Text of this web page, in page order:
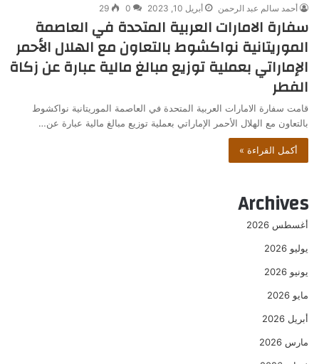
أحمد سالم عبد الرحمن أبريل 10, 2023 0
29
سفارة الامارات العربية المتحدة في العاصمة
الموريتانية نواكشوط بالتعاون مع الهلال الأحمر
الإماراتي بعملية توزيع مبالغ مالية عبارة عن زكاة
الفطر
قامت سفارة الامارات العربية المتحدة في العاصمة الموريتانية نواكشوط
بالتعاون مع الهلال الأحمر الإماراتي بعملية توزيع مبالغ مالية عبارة عن…
أكمل القراءة »
Archives
أغسطس 2026
يوليو 2026
يونيو 2026
مايو 2026
أبريل 2026
مارس 2026